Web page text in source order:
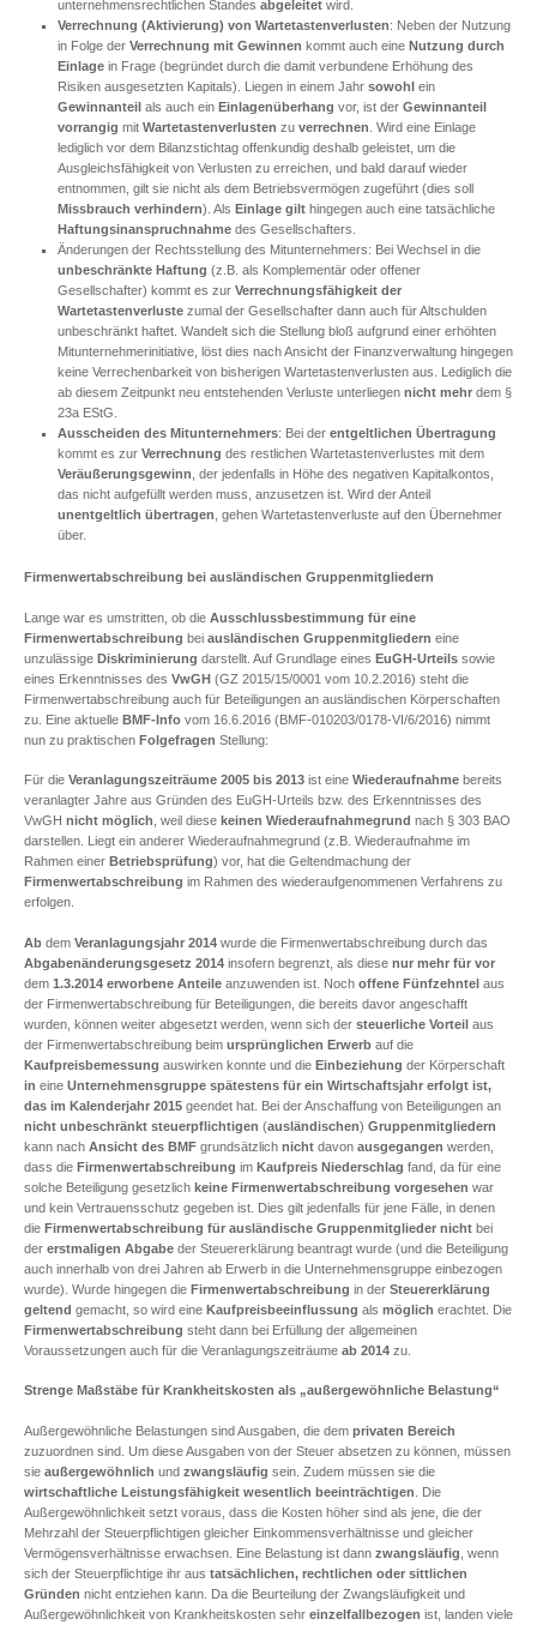
unternehmensrechtlichen Standes abgeleitetwird.
Verrechnung (Aktivierung) von Wartetastenverlusten: Neben der Nutzung
in Folge der Verrechnung mit Gewinnen kommt auch eine Nutzung durch
Einlagein Frage (begründet durch die damit verbundene Erhöhung des
Risiken ausgesetzten Kapitals). Liegen in einem Jahr sowohl ein
Gewinnanteil als auch ein Einlagenüberhang vor, ist der Gewinnanteil
vorrangig mit Wartetastenverlusten zu verrechnen . Wird eine Einlage
lediglich vor dem Bilanzstichtag offenkundig deshalb geleistet, um die
Ausgleichsfähigkeit von Verlusten zu erreichen, und bald darauf wieder
entnommen, gilt sie nicht als dem Betriebsvermögen zugeführt (dies soll
Missbrauch verhindern). Als Einlage gilthingegen auch eine tatsächliche
Haftungsinanspruchnahmedes Gesellschafters.
Änderungen der Rechtsstellung des Mitunternehmers: Bei Wechsel in die
unbeschränkte Haftung (z.B. als Komplementär oder offener
Gesellschafter) kommt es zur Verrechnungsfähigkeit der
Wartetastenverlustezumal der Gesellschafter dann auch für Altschulden
unbeschränkt haftet. Wandelt sich die Stellung bloß aufgrund einer erhöhten
Mitunternehmerinitiative, löst dies nach Ansicht der Finanzverwaltung hingegen
keine Verrechenbarkeit von bisherigen Wartetastenverlusten aus. Lediglich die
ab diesem Zeitpunkt neu entstehenden Verluste unterliegen nicht mehrdem §
23a EStG.
Ausscheiden des Mitunternehmers: Bei der entgeltlichen Übertragung
kommt es zur Verrechnung des restlichen Wartetastenverlustes mit dem
Veräußerungsgewinn , der jedenfalls in Höhe des negativen Kapitalkontos,
das nicht aufgefüllt werden muss, anzusetzen ist. Wird der Anteil
unentgeltlich übertragen , gehen Wartetastenverluste auf den Übernehmer
über.
Firmenwertabschreibung bei ausländischen Gruppenmitgliedern
Lange war es umstritten, ob die Ausschlussbestimmung für eine
Firmenwertabschreibung bei ausländischen Gruppenmitgliedern eine
unzulässige Diskriminierung darstellt. Auf Grundlage eines EuGH-Urteils sowie
eines Erkenntnisses des VwGH (GZ 2015/15/0001 vom 10.2.2016) steht die
Firmenwertabschreibung auch für Beteiligungen an ausländischen Körperschaften
zu. Eine aktuelle BMF-Info vom 16.6.2016 (BMF-010203/0178-VI/6/2016) nimmt
nun zu praktischen Folgefragen Stellung:
Für die Veranlagungszeiträume 2005 bis 2013 ist eine Wiederaufnahme bereits
veranlagter Jahre aus Gründen des EuGH-Urteils bzw. des Erkenntnisses des
VwGH nicht möglich , weil diese keinen Wiederaufnahmegrund nach § 303 BAO
darstellen. Liegt ein anderer Wiederaufnahmegrund (z.B. Wiederaufnahme im
Rahmen einer Betriebsprüfung) vor, hat die Geltendmachung der
Firmenwertabschreibung im Rahmen des wiederaufgenommenen Verfahrens zu
erfolgen.
Ab dem Veranlagungsjahr 2014 wurde die Firmenwertabschreibung durch das
Abgabenänderungsgesetz 2014 insofern begrenzt, als diese nur mehr für vor
dem 1.3.2014 erworbene Anteile anzuwenden ist. Noch offene Fünfzehntel aus
der Firmenwertabschreibung für Beteiligungen, die bereits davor angeschafft
wurden, können weiter abgesetzt werden, wenn sich der steuerliche Vorteil aus
der Firmenwertabschreibung beim ursprünglichen Erwerb auf die
Kaufpreisbemessung auswirken konnte und die Einbeziehung der Körperschaft
in eine Unternehmensgruppe spätestens für ein Wirtschaftsjahr erfolgt ist,
das im Kalenderjahr 2015 geendet hat. Bei der Anschaffung von Beteiligungen an
nicht unbeschränkt steuerpflichtigen (ausländischen) Gruppenmitgliedern
kann nach Ansicht des BMF grundsätzlich nicht davon ausgegangen werden,
dass die Firmenwertabschreibung im Kaufpreis Niederschlag fand, da für eine
solche Beteiligung gesetzlich keine Firmenwertabschreibung vorgesehen war
und kein Vertrauensschutz gegeben ist. Dies gilt jedenfalls für jene Fälle, in denen
die Firmenwertabschreibung für ausländische Gruppenmitglieder nicht bei
der erstmaligen Abgabe der Steuererklärung beantragt wurde (und die Beteiligung
auch innerhalb von drei Jahren ab Erwerb in die Unternehmensgruppe einbezogen
wurde). Wurde hingegen die Firmenwertabschreibung in der Steuererklärung
geltend gemacht, so wird eine Kaufpreisbeeinflussung als möglich erachtet. Die
Firmenwertabschreibung steht dann bei Erfüllung der allgemeinen
Voraussetzungen auch für die Veranlagungszeiträume ab 2014 zu.
Strenge Maßstäbe für Krankheitskosten als „außergewöhnliche Belastung“
Außergewöhnliche Belastungen sind Ausgaben, die dem privaten Bereich
zuzuordnen sind. Um diese Ausgaben von der Steuer absetzen zu können, müssen
sie außergewöhnlich und zwangsläufig sein. Zudem müssen sie die
wirtschaftliche Leistungsfähigkeit wesentlich beeinträchtigen . Die
Außergewöhnlichkeit setzt voraus, dass die Kosten höher sind als jene, die der
Mehrzahl der Steuerpflichtigen gleicher Einkommensverhältnisse und gleicher
Vermögensverhältnisse erwachsen. Eine Belastung ist dann zwangsläufig , wenn
sich der Steuerpflichtige ihr aus tatsächlichen, rechtlichen oder sittlichen
Gründen nicht entziehen kann. Da die Beurteilung der Zwangsläufigkeit und
Außergewöhnlichkeit von Krankheitskosten sehr einzelfallbezogen ist, landen viele